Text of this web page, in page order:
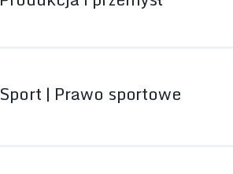
Sport | Prawo sportowe